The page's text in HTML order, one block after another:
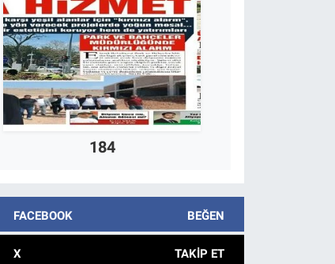
184
FACEBOOK BEĞEN
X TAKIP ET